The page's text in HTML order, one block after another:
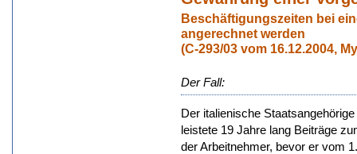
Beschäftigungszeiten bei
angerechnet werden
(C-293/03 vom 16.12.2004,
Der Fall:
Der italienische
leistete 19 Jahre lang Beiträge
der Arbeitnehmer, bevor er vom